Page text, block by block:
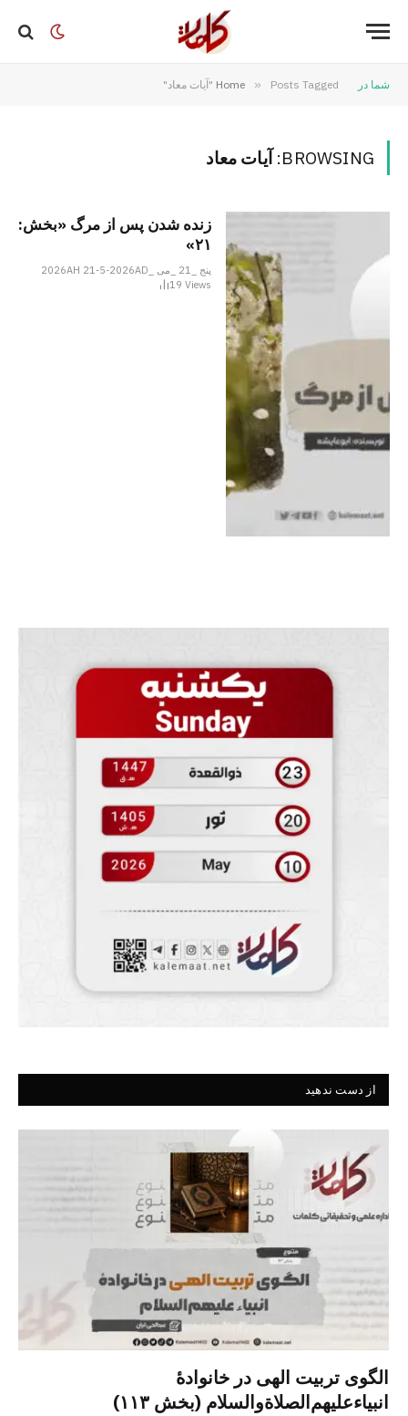
شما در Home » Posts Tagged "آیات معاد"
BROWSING: آیات معاد
زنده شدن پس از مرگ «بخش:
۲۱»
پنج _21 _می _2026AH 21-5-2026AD
19Views
از دست ندهید
الگوی تربیت الهی در خانوادۀ
انبیاءعلیهم‌الصلاةو‌السلام (بخش ۱۱۳)